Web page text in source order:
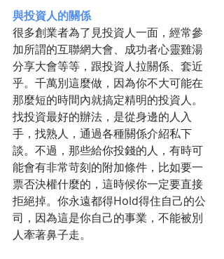
與投資人的關係
很多創業者為了見投資人一面，經常參
加所謂的互聯網大會、成功者心靈雞湯
分享大會等等，跟投資人拉關係、套近
乎。千萬別這麼做，因為你不大可能在
那麼短的時間內就搞定精明的投資人。
找投資最好的辦法，是從身邊的人入
手，找熟人，通過各種關係介紹私下
談。不過，那些給你投錢的人，有時可
能會有非常苛刻的附加條件，比如要一
票否決權什麼的，這時候你一定要直接
拒絕掉。你永遠都得Hold得住自己的公
司，因為這是你自己的事業，不能被別
人牽著鼻子走。